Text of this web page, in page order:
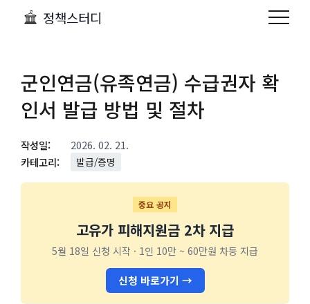
정책스터디
군인연금(유족연금) 수급권자 확
인서 발급 방법 및 절차
작성일:
2026. 02. 21.
카테고리:
발급/증명
중요 공지
고유가 피해지원금 2차 지급
5월 18일 신청 시작 · 1인 10만 ~ 60만원 차등 지급
신청 바로가기 →